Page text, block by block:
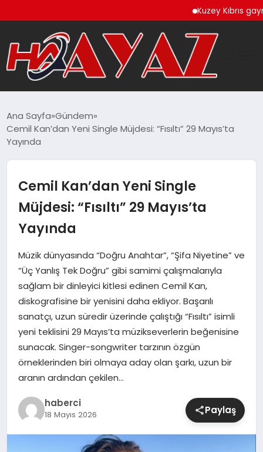
Kuzey Kıbrıs
DÜNYA
MAGAZIN
SAĞLIK
SIYASET
SPOR
TEKNOLOJI
YAŞAM
Ana Sayfa Gündem
Cemil Kan’dan Yeni Single Müjdesi: “Fısıltı” 29 Mayıs’ta
Yayında
Cemil Kan’dan Yeni Single
Müjdesi: “Fısıltı” 29 Mayıs’ta
Yayında
Müzik dünyasında “Doğru Anahtar”, “Şifa Niyetine” ve
“Üç Yanlış Tek Doğru” gibi samimi çalışmalarıyla
sağlam bir dinleyici kitlesi edinen Cemil Kan,
diskografisine bir yenisini daha ekliyor. Başarılı
sanatçı, uzun süredir üzerinde çalıştığı “Fısıltı” isimli
yeni teklisini 29 Mayıs’ta müzikseverlerin beğenisine
sunacak. Singer-songwriter tarzının özgün
örneklerinden biri olmaya aday olan şarkı, uzun bir
aranın ardından çekilen…
haberci
18 Mayıs 2026 Paylaş